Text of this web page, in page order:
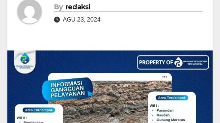
By redaksi
AGU 23, 2024